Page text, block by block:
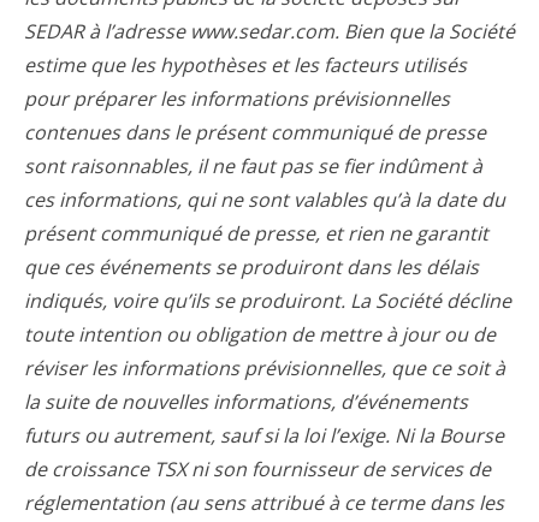
SEDAR à l’adresse www.sedar.com. Bien que la Société
estime que les hypothèses et les facteurs utilisés
pour préparer les informations prévisionnelles
contenues dans le présent communiqué de presse
sont raisonnables, il ne faut pas se fier indûment à
ces informations, qui ne sont valables qu’à la date du
présent communiqué de presse, et rien ne garantit
que ces événements se produiront dans les délais
indiqués, voire qu’ils se produiront. La Société décline
toute intention ou obligation de mettre à jour ou de
réviser les informations prévisionnelles, que ce soit à
la suite de nouvelles informations, d’événements
futurs ou autrement, sauf si la loi l’exige. Ni la Bourse
de croissance TSX ni son fournisseur de services de
réglementation (au sens attribué à ce terme dans les